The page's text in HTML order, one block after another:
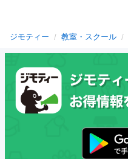
ジモティー 教室・スクール